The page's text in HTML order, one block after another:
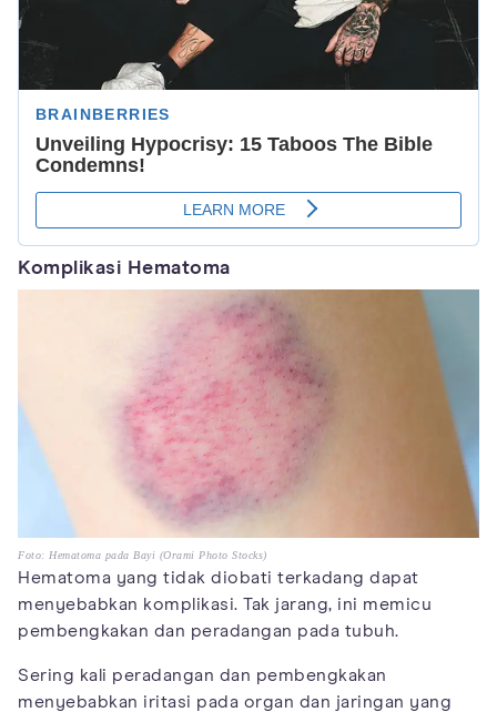
Komplikasi Hematoma
Foto: Hematoma pada Bayi (Orami Photo Stocks)
Hematoma yang tidak diobati terkadang dapat
menyebabkan komplikasi. Tak jarang, ini memicu
pembengkakan dan peradangan pada tubuh.
Sering kali peradangan dan pembengkakan
menyebabkan iritasi pada organ dan jaringan yang